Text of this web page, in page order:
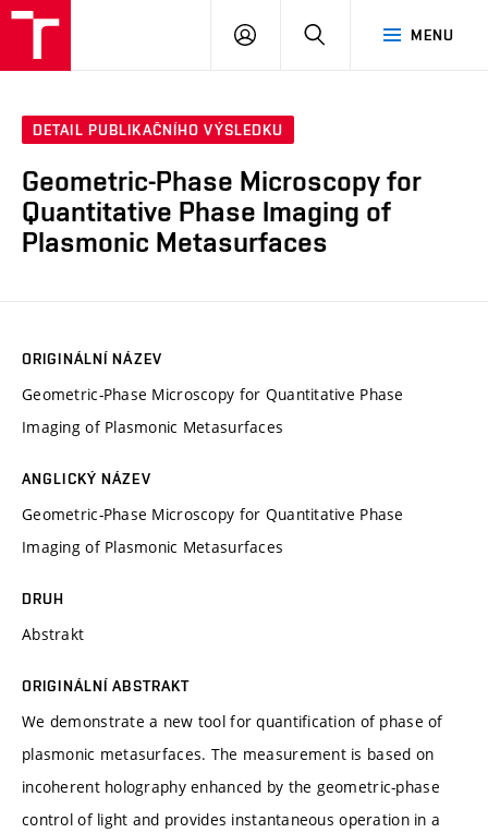
MENU
PŘIHLÁSIT
DETAIL PUBLIKAČNÍHO VÝSLEDKU
Geometric-Phase Microscopy for
Quantitative Phase Imaging of
Plasmonic Metasurfaces
ORIGINÁLNÍ NÁZEV
Geometric-Phase Microscopy for Quantitative Phase
Imaging of Plasmonic Metasurfaces
ANGLICKÝ NÁZEV
Geometric-Phase Microscopy for Quantitative Phase
Imaging of Plasmonic Metasurfaces
DRUH
Abstrakt
ORIGINÁLNÍ ABSTRAKT
We demonstrate a new tool for quantification of phase of
plasmonic metasurfaces. The measurement is based on
incoherent holography enhanced by the geometric-phase
control of light and provides instantaneous operation in a